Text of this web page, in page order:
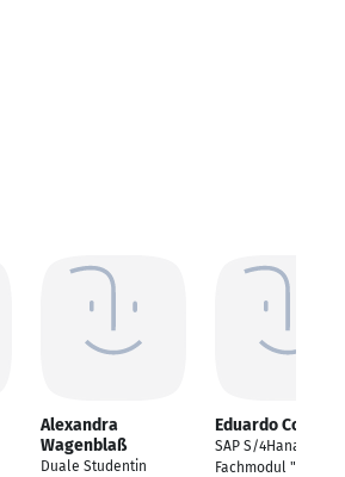
Alexandra
Wagenblaß
Duale Studentin
Eduardo Correia
SAP S/4Hana
Fachmodul "MM"